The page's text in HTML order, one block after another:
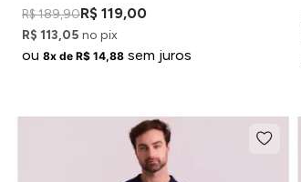
R$ 189,90R$ 119,00
R$ 113,05 no pix
ou8x de R$ 14,88 sem juros